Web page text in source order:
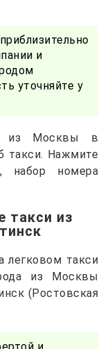
и
уточняйте у
из Москвы в
такси. Нажмите
набор номера
такси из
легковом такси
из Москвы
(Ростовская